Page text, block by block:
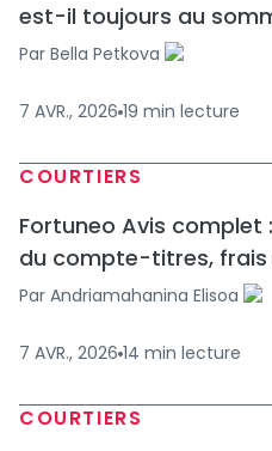
est-il toujours au
Par Bella Petkova
7 AVR., 2026 19 min lecture
COURTIERS
Fortuneo Avis complet
du compte-titres, frais
Par Andriamahanina Elisoa
7 AVR., 2026 14 min lecture
COURTIERS